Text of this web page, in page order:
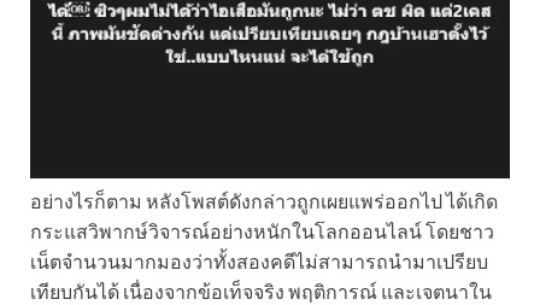
อย่างไรก็ตาม หลังโพสต์ดังกล่าวถูกเผยแพร่ออกไป ได้เกิด
กระแสวิพากษ์วิจารณ์อย่างหนักในโลกออนไลน์ โดยชาว
เน็ตจำนวนมากมองว่าทั้งสองคดีไม่สามารถนำมาเปรียบ
เทียบกันได้ เนื่องจากข้อเท็จจริง พฤติการณ์ และเจตนาใน